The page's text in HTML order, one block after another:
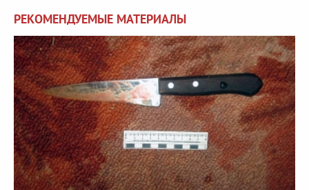
РЕКОМЕНДУЕМЫЕ МАТЕРИАЛЫ